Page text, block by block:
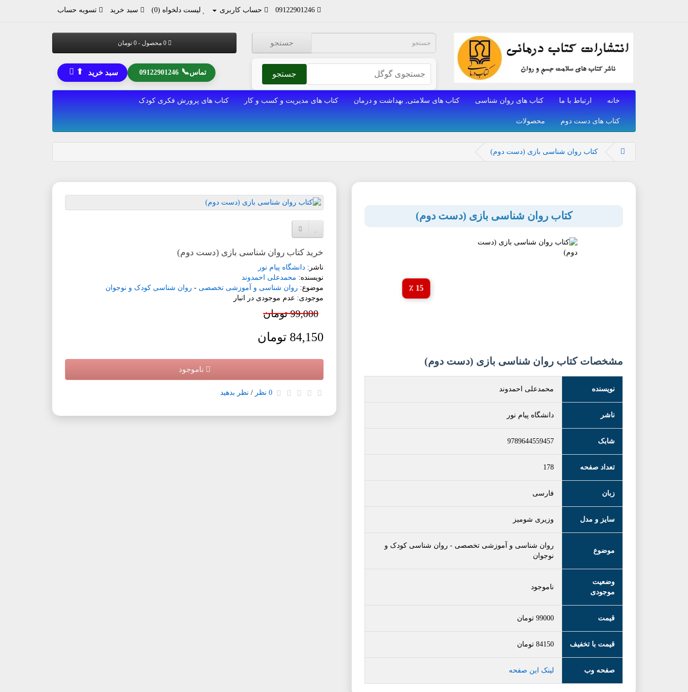
09122901246 حساب کاربری لیست دلخواه (0) سبد خرید تسویه حساب
جستجو
جستجو
0 محصول - 0 تومان
تماس📞
09122901246 سبد خرید ⬆
خانه ارتباط با ما کتاب های روان شناسی کتاب های سلامتی, بهداشت و درمان کتاب های مدیریت و کسب و کار کتاب های پرورش فکری کودک
کتاب های دست دوم محصولات
کتاب روان شناسی بازی (دست دوم)
کتاب روان شناسی بازی (دست دوم)
15 ٪
مشخصات کتاب روان شناسی بازی (دست دوم)
نویسنده محمدعلی احمدوند
ناشر دانشگاه پیام نور
شابک 9789644559457
تعداد صفحه 178
زبان فارسی
سایز و مدل وزیری شومیز
موضوع
روان شناسی و آموزشی تخصصی - روان شناسی کودک و
نوجوان
وضعیت
موجودی
ناموجود
قیمت 99000 تومان
قیمت با تخفیف 84150 تومان
صفحه وب لینک این صفحه
افزودن به لیست دلخواه
خرید کتاب روان شناسی بازی (دست دوم)
ناشر: دانشگاه پیام نور
نویسنده: محمدعلی احمدوند
موضوع: روان شناسی و آموزشی تخصصی - روان شناسی کودک و نوجوان
موجودی: عدم موجودی در انبار
99,000 تومان
84,150 تومان
ناموجود
0 نظر / نظر بدهید